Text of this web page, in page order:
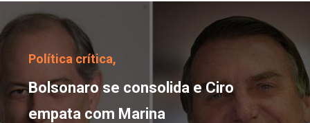
Bolsonaro se
Política crítica,
Bolsonaro se consolida e Ciro
empata com Marina